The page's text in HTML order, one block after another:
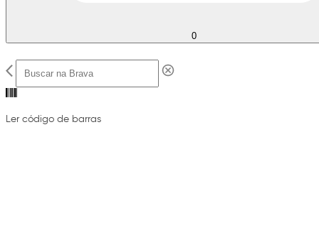
0
Ler código de barras